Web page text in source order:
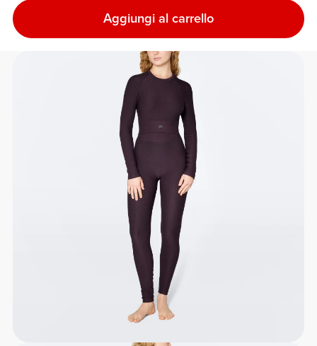
Aggiungi al carrello